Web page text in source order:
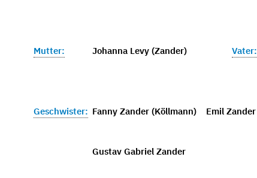
Mutter: Johanna Levy (Zander) Vater:
Geschwister: Fanny Zander (Köllmann) Emil Zander
Gustav Gabriel Zander